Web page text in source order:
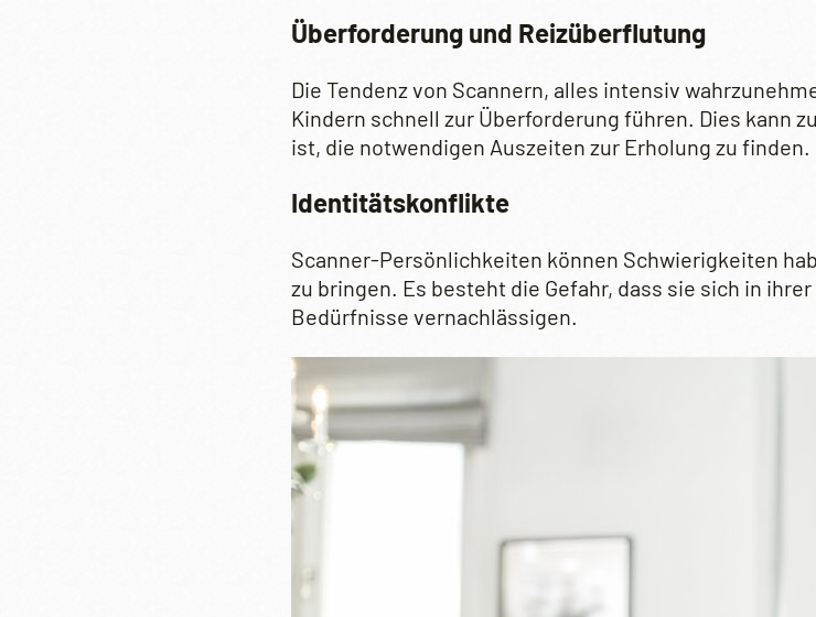
Überforderung und Reizüberflutung
Die Tendenz von Scannern, alles intensiv
Kindern schnell zur Überforderung führen. Dies kann
ist, die notwendigen Auszeiten zur Erholung zu finden.
Identitätskonflikte
Scanner-Persönlichkeiten können Schwierigkeiten
zu bringen. Es besteht die Gefahr, dass sie sich in
Bedürfnisse vernachlässigen.